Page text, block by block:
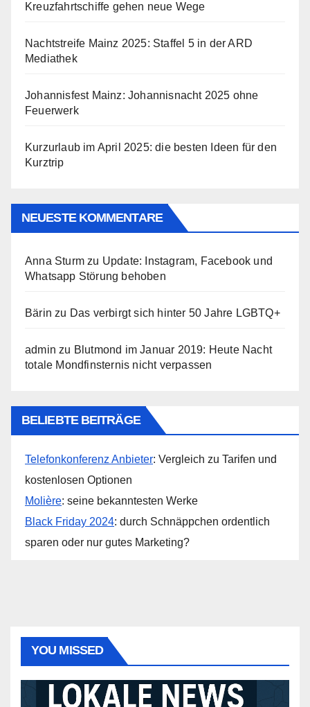
Kreuzfahrtschiffe gehen neue Wege
Nachtstreife Mainz 2025: Staffel 5 in der ARD
Mediathek
Johannisfest Mainz: Johannisnacht 2025 ohne
Feuerwerk
Kurzurlaub im April 2025: die besten Ideen für den
Kurztrip
NEUESTE KOMMENTARE
Anna Sturm zu Update: Instagram, Facebook und
Whatsapp Störung behoben
Bärin zu Das verbirgt sich hinter 50 Jahre LGBTQ+
admin zu Blutmond im Januar 2019: Heute Nacht
totale Mondfinsternis nicht verpassen
BELIEBTE BEITRÄGE
Telefonkonferenz Anbieter: Vergleich zu Tarifen und
kostenlosen Optionen
Molière: seine bekanntesten Werke
Black Friday 2024: durch Schnäppchen ordentlich
sparen oder nur gutes Marketing?
YOU MISSED